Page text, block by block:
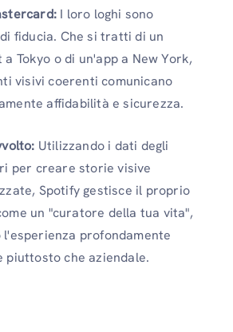
I loro loghi sono
fiducia. Che si tratti di un
a Tokyo o di un'app a New York,
visivi coerenti comunicano
affidabilità e sicurezza.
Utilizzando i dati degli
per creare storie visive
Spotify gestisce il proprio
un "curatore della tua vita",
l'esperienza profondamente
piuttosto che aziendale.